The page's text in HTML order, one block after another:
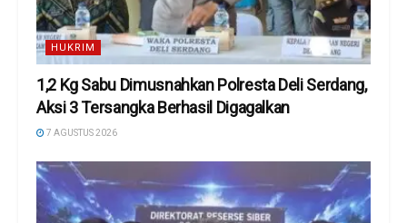
HUKRIM
1,2 Kg Sabu Dimusnahkan Polresta Deli Serdang,
Aksi 3 Tersangka Berhasil Digagalkan
7 AGUSTUS 2026